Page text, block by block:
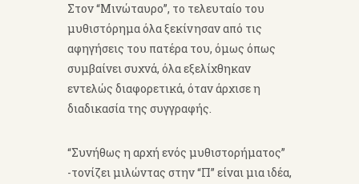
Στον “Μινώταυρο”, το τελευταίο του
μυθιστόρημα όλα ξεκίνησαν από τις
αφηγήσεις του πατέρα του, όμως όπως
συμβαίνει συχνά, όλα εξελίχθηκαν
εντελώς διαφορετικά, όταν άρχισε η
διαδικασία της συγγραφής.
“Συνήθως η αρχή ενός μυθιστορήματος”
-τονίζει μιλώντας στην “Π” είναι μια ιδέα,